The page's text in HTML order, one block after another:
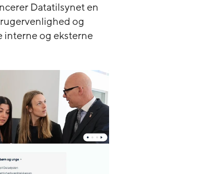
Datatilsynet en
og
interne og eksterne